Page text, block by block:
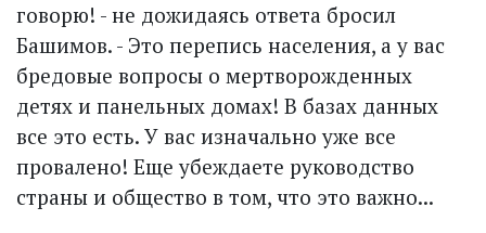
говорю! - не дожидаясь ответа бросил
Башимов. - Это перепись населения, а у вас
бредовые вопросы о мертворож­денных
детях и панельных домах! В базах данных
все это есть. У вас изначально уже все
провалено! Еще убеждаете руководство
страны и общество в том, что это важно...